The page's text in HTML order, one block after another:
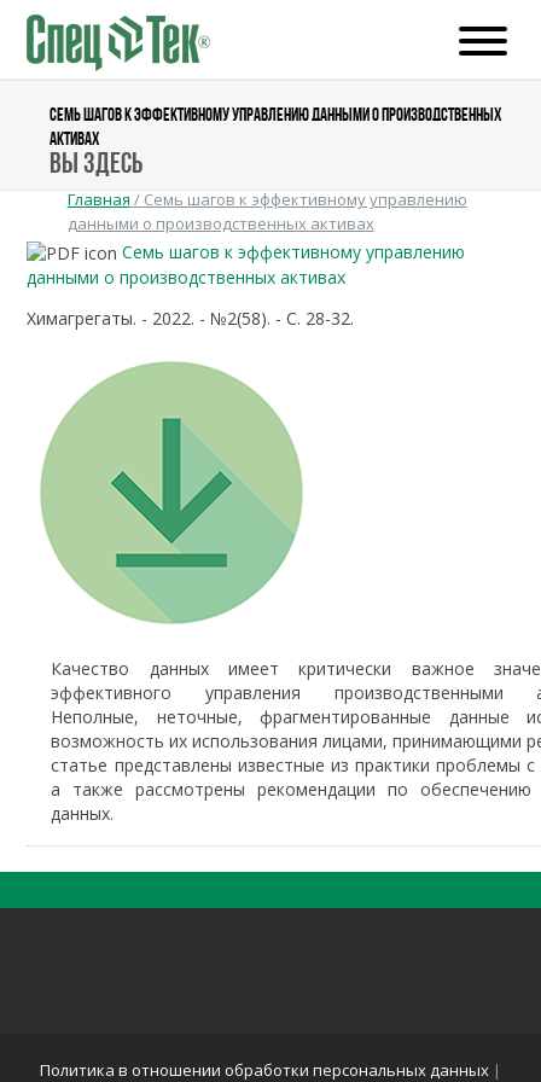
СЕМЬ ШАГОВ К ЭФФЕКТИВНОМУ УПРАВЛЕНИЮ ДАННЫМИ О ПРОИЗВОДСТВЕННЫХ
АКТИВАХ
Вы здесь
Главная / Семь шагов к эффективному управлению
данными о производственных активах
Семь шагов к эффективному управлению
данными о производственных активах
Химагрегаты. - 2022. - №2(58). - С. 28-32.
Качество данных имеет критически важное
эффективного управления производственными
Неполные, неточные, фрагментированные данные
возможность их использования лицами, принимающими
статье представлены известные из практики проблемы
а также рассмотрены рекомендации по обеспечению
данных.
Политика в отношении обработки персональных данных |